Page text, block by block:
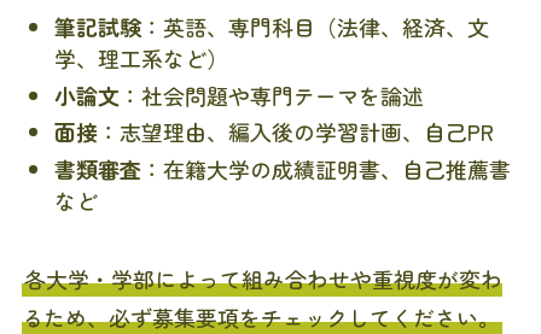
筆記試験：英語、専門科目（法律、経済、文
学、理工系など）
小論文 ：社会問題や専門テーマを論述
面接：志望理由、編入後の学習計画、自己PR
書類審査：在籍大学の成績証明書、自己推薦書
など
各大学・学部によって組み合わせや重視度が変わ
るため、必ず募集要項をチェックしてください。